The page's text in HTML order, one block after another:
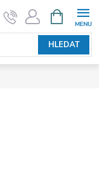
HLEDAT
NÁKUPNÍ
KOŠÍK